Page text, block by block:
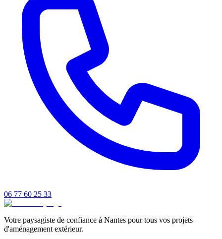
06 77 60 25 33
Votre paysagiste de confiance à Nantes pour tous vos projets
d'aménagement extérieur.